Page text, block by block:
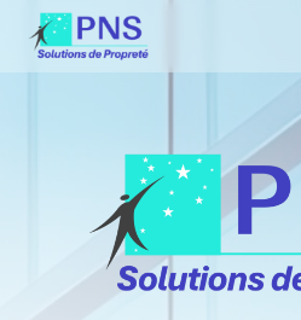
contenu
principal